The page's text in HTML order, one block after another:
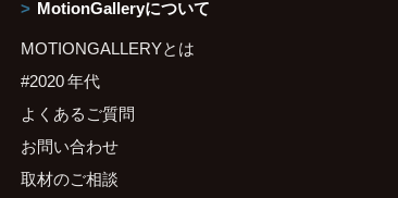
MotionGalleryについて
MOTIONGALLERYとは
#2020 年代
よくあるご質問
お問い合わせ
取材のご相談